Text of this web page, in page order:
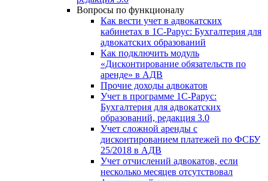
Вопросы по функционалу
Как вести учет в адвокатских
кабинетах в 1С-Рарус: Бухгалтерия для
адвокатских образований
Как подключить модуль
«Дисконтирование обязательств по
аренде» в АДВ
Прочие доходы адвокатов
Учет в программе 1С-Рарус:
Бухгалтерия для адвокатских
образований, редакция 3.0
Учет сложной аренды с
дисконтированием платежей по ФСБУ
25/2018 в АДВ
Учет отчислений адвокатов, если
несколько месяцев отсутствовал